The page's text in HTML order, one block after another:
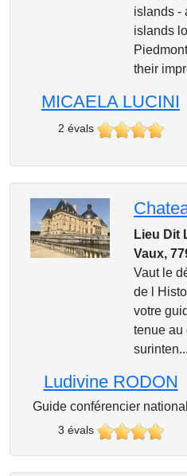
islands -
islands
their
MICAELA LUCINI
2 évals
Lieu Dit
Vaux,
Vaut le
de l
votre
tenue au
surinten...
Ludivine RODON
Guide conférencier national
3 évals